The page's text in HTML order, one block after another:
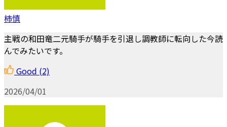
柿慎
主戦の和田竜二元騎手が騎手を引退し調教師に転向した今読
んでみたいです。
Good (2)
2026/04/01